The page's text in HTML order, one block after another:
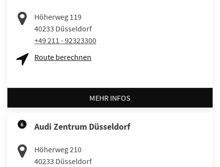
Höherweg 119
40233 Düsseldorf
+49 211 - 92323300
Route berechnen
MEHR INFOS
6 Audi Zentrum Düsseldorf
Höherweg 210
40233 Düsseldorf